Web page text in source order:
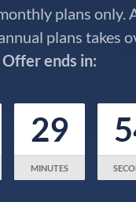
plans only.
plans takes
Offer ends in:
29
MINUTES